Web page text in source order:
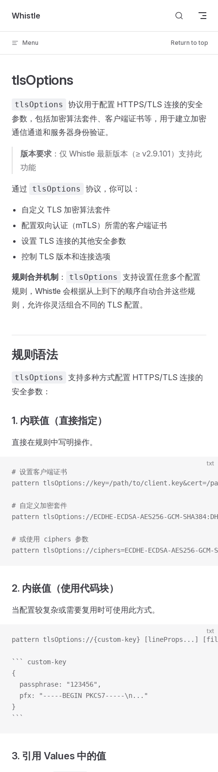
Skip to content
Whistle
Menu Return to top
tlsOptions
tlsOptions
协议用于配置 HTTPS/TLS 连接的安全
参数，包括加密算法套件、客户端证书等，用于建立加密
通信通道和服务器身份验证。
版本要求 ：仅 Whistle 最新版本（≥ v2.9.101）支持此
功能
通过 tlsOptions 协议，你可以：
自定义 TLS 加密算法套件
配置双向认证（mTLS）所需的客户端证书
设置 TLS 连接的其他安全参数
控制 TLS 版本和连接选项
规则合并机制 ： tlsOptions
支持设置任意多个配置
规则，Whistle 会根据从上到下的顺序自动合并这些规
则，允许你灵活组合不同的 TLS 配置。
规则语法
tlsOptions
支持多种方式配置 HTTPS/TLS 连接的
安全参数：
1. 内联值（直接指定）
直接在规则中写明操作。
txt
# 设置客户端证书
pattern tlsOptions://key=/path/to/client.key&cert=/
# 自定义加密套件
pattern tlsOptions://ECDHE-ECDSA-AES256-GCM-
# 或使用 ciphers 参数
pattern tlsOptions://ciphers=ECDHE-ECDSA-AES256-
2. 内嵌值（使用代码块）
当配置较复杂或需要复用时可使用此方式。
txt
pattern tlsOptions://{custom-key} [lineProps...]
``` custom-key
{
  passphrase: "123456",
  pfx: "-----BEGIN PKCS7-----\n..."
}
```
3. 引用 Values 中的值